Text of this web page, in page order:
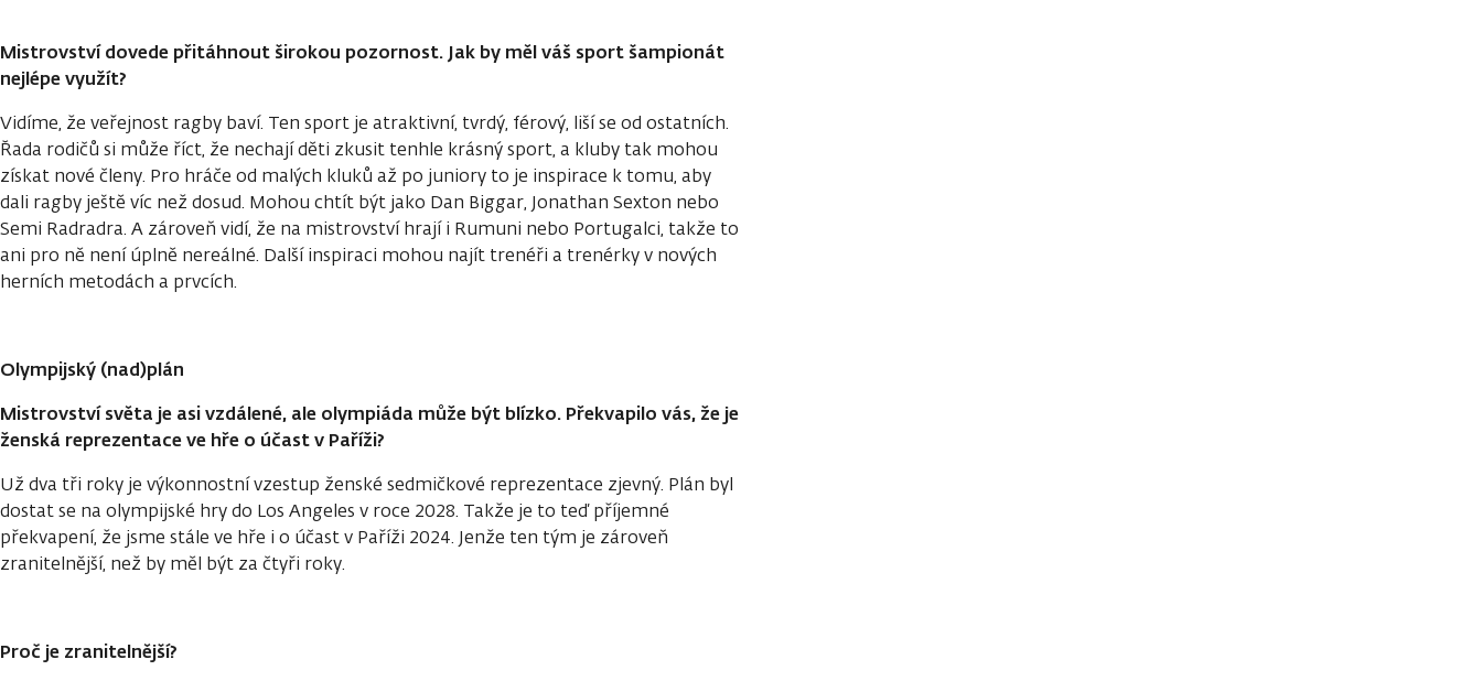
Mistrovství dovede přitáhnout širokou pozornost. Jak by měl váš sport šampionát
nejlépe využít?
Vidíme, že veřejnost ragby baví. Ten sport je atraktivní, tvrdý, férový, liší se od ostatních.
Řada rodičů si může říct, že nechají děti zkusit tenhle krásný sport, a kluby tak mohou
získat nové členy. Pro hráče od malých kluků až po juniory to je inspirace k tomu, aby
dali ragby ještě víc než dosud. Mohou chtít být jako Dan Biggar, Jonathan Sexton nebo
Semi Radradra. A zároveň vidí, že na mistrovství hrají i Rumuni nebo Portugalci, takže to
ani pro ně není úplně nereálné. Další inspiraci mohou najít trenéři a trenérky v nových
herních metodách a prvcích.
Olympijský (nad)plán
Mistrovství světa je asi vzdálené, ale olympiáda může být blízko. Překvapilo vás, že je
ženská reprezentace ve hře o účast v Paříži?
Už dva tři roky je výkonnostní vzestup ženské sedmičkové reprezentace zjevný. Plán byl
dostat se na olympijské hry do Los Angeles v roce 2028. Takže je to teď příjemné
překvapení, že jsme stále ve hře i o účast v Paříži 2024. Jenže ten tým je zároveň
zranitelnější, než by měl být za čtyři roky.
Proč je zranitelnější?